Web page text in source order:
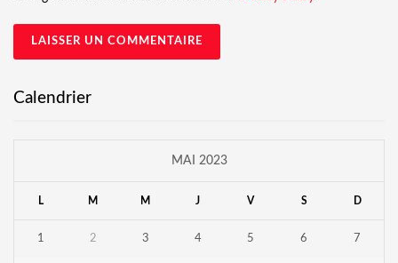
Calendrier
MAI 2023
L M M J V S D
1 2 3 4 5 6 7